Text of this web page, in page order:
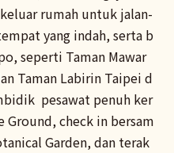
rumah untuk jalan-
yang indah, serta b
seperti Taman Mawar
Taman Labirin Taipei d
pesawat penuh ker
Ground, check in bersam
Garden, dan terak